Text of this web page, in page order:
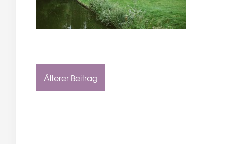
Älterer Beitrag